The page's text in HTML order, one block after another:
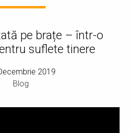
pe brațe – într-o
suflete tinere
2019
Blog